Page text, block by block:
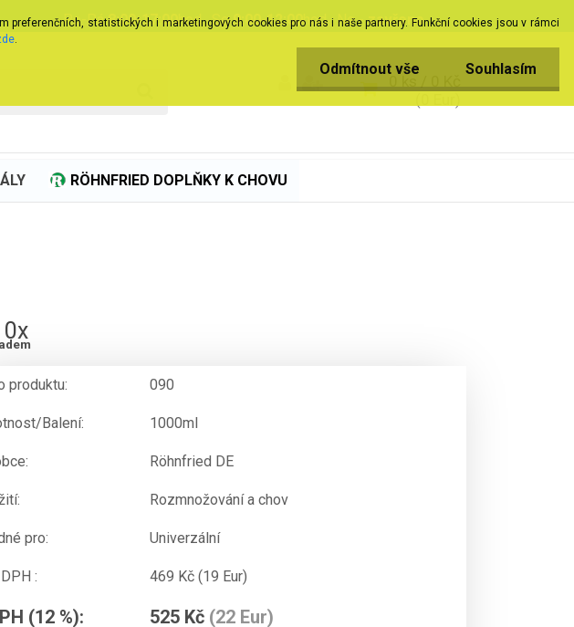
statistických i marketingových cookies pro nás i naše partnery. Funkční cookies jsou v rámci
.
Odmítnout vše Souhlasím
Po-Pá8:00-17:00hod , So9:00-12:00hod , Ne -zavřeno
RÖHNFRIED DOPLŇKY K CHOVU
0x
produktu: 090
Balení: 1000ml
Röhnfried DE
Rozmnožování a chov
pro: Univerzální
: 469 Kč (19 Eur)
(12 %): 525 Kč (22 Eur)